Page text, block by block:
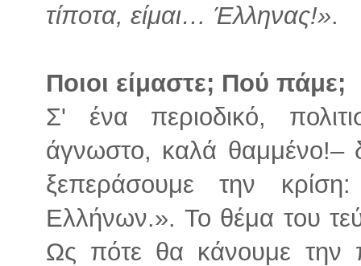
τίποτα, είμαι… Έλληνας!».
Ποιοι είμαστε; Πού πάμε;
Σ' ένα περιοδικό,
άγνωστο, καλά θαμμένο!–
ξεπεράσουμε την
Ελλήνων.». Το θέμα του
Ως πότε θα κάνουμε την